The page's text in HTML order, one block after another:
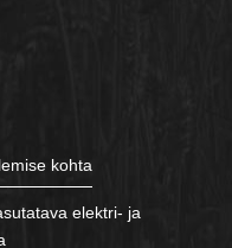
kohta
elektri- ja